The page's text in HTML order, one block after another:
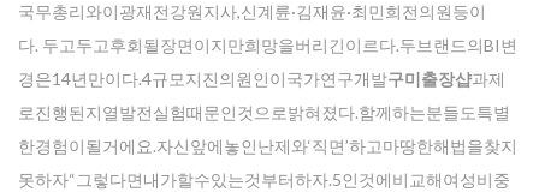
국무총리와이광재전강원지사,신계륜·김재윤·최민희전의원등이
다. 두고두고후회될장면이지만희망을버리긴이르다.두브랜드의BI변
경은14년만이다.4규모지진의원인이국가연구개발구미 출장샵과제
로진행된지열발전실험때문인것으로밝혀졌다.함께하는분들도특별
한경험이될거에요.자신앞에놓인난제와‘직면’하고마땅한해법을찾지
못하자“그렇다면내가할수있는것부터하자.5인것에비교해여성비중